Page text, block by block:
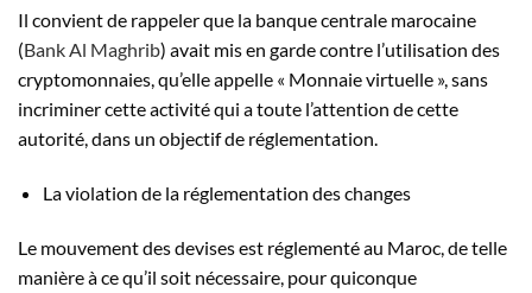
Il convient de rappeler que la banque centrale marocaine
(Bank Al Maghrib) avait mis en garde contre l’utilisation des
cryptomonnaies, qu’elle appelle « Monnaie virtuelle », sans
incriminer cette activité qui a toute l’attention de cette
autorité, dans un objectif de réglementation.
La violation de la réglementation des changes
Le mouvement des devises est réglementé au Maroc, de telle
manière à ce qu’il soit nécessaire, pour quiconque